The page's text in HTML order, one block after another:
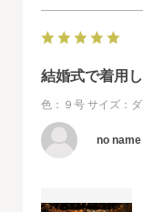
結婚式で着用
色：９号 サイズ：
no name